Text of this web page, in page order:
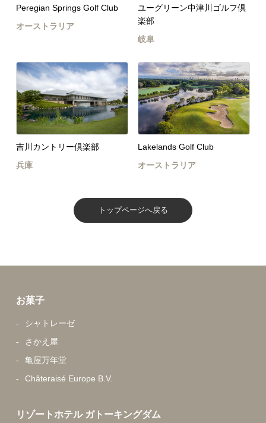
Peregian Springs Golf Club
オーストラリア
ユーグリーン中津川ゴルフ倶
楽部
岐阜
吉川カントリー倶楽部
兵庫
Lakelands Golf Club
オーストラリア
トップページへ戻る
お菓子
シャトレーゼ
さかえ屋
亀屋万年堂
Châteraisé Europe B.V.
リゾートホテル ガトーキングダム